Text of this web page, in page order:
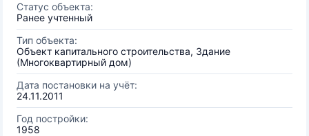
Статус объекта:
Ранее учтенный
Тип объекта:
Объект капитального строительства, Здание
(Многоквартирный дом)
Дата постановки на учёт:
24.11.2011
Год постройки:
1958